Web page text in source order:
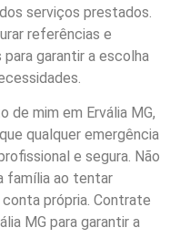
serviços prestados.
referências e
garantir a escolha
de mim em Ervália MG,
qualquer emergência
e segura. Não
família ao tentar
própria. Contrate
MG para garantir a